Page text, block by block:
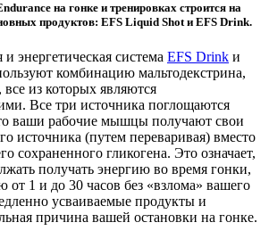
на гонке и тренировках строится на
продуктов: EFS Liquid Shot и EFS Drink.
энергетическая система EFS Drink и
комбинацию мальтодекстрина,
из которых являются
Все три источника поглощаются
ваши рабочие мышцы получают свои
источника (путем переваривая) вместо
сохраненного гликогена. Это означает,
получать энергию во время гонки,
от 1 и до 30 часов без «взлома» вашего
усваиваемые продукты и
причина вашей остановки на гонке.